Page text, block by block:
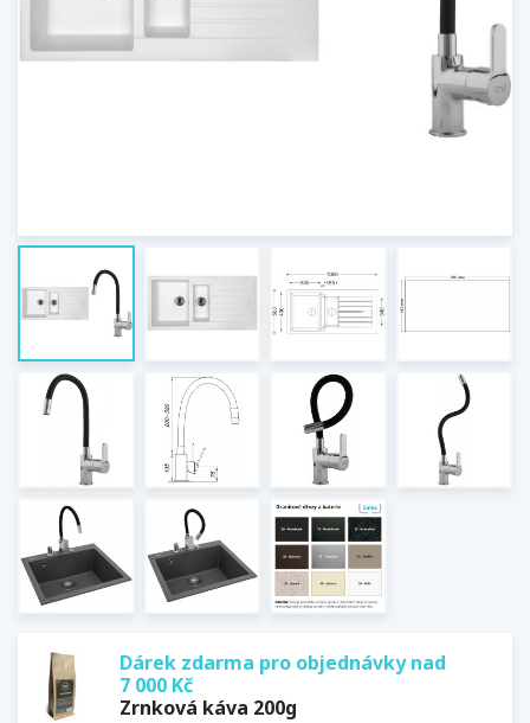
Dárek zdarma pro objednávky nad
7 000 Kč
Zrnková káva 200g